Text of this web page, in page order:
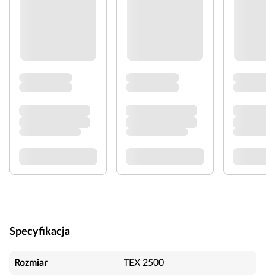
Specyfikacja
Rozmiar TEX 2500